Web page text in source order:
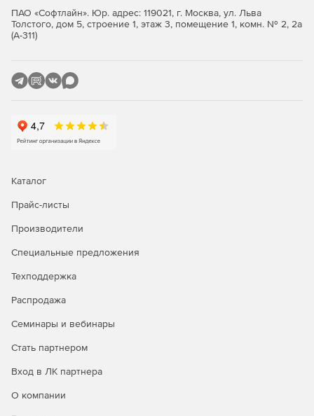
Динамическая оцифровка. Функция оцифровки
позволяет узнать значения определенных точек на
Наложение карт. Возвращена функция наложения
путем наложения друг на друга.
форматы, включая поддержку Access 2007 ACCDB и
Google Earth (KML и KMZ).
Смена спектра цветов на карте. Одним щелчком
создаваемой карты.
Определение диапазона данных для построения
графика. Возможность указания диапазона данных
строки из файла данных.
Опция сохранения вычислений. Surfer автоматически
сохраняет последние десять функций вычисления,
функции заново.
ПАО «Софтлайн». Юр. адрес: 119021, г. Москва, ул. Льва
Толстого, дом 5, строение 1, этаж 3, помещение 1, комн. № 2, 2а
(А-311)
Каталог
Прайс-листы
Производители
Специальные предложения
Техподдержка
Распродажа
Семинары и вебинары
Стать партнером
Вход в ЛК партнера
О компании